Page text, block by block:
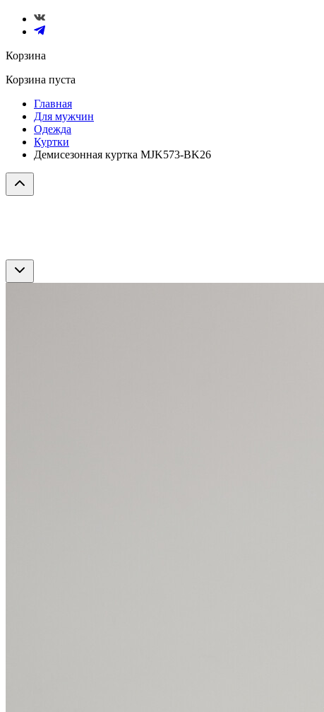
Корзина
Корзина пуста
Главная
Для мужчин
Одежда
Куртки
Демисезонная куртка MJK573-BK26